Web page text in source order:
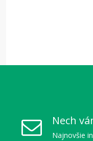
Nech
Najnovšie